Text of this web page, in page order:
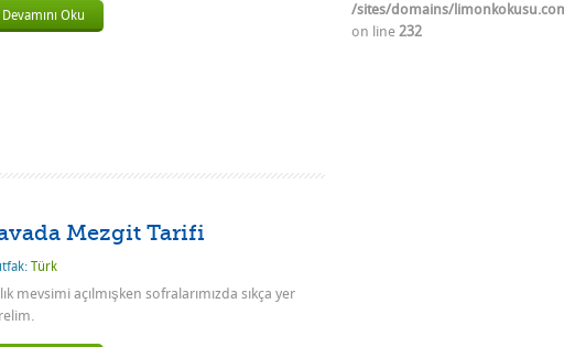
Devamını Oku
Mezgit Tarifi
Türk
mevsimi açılmışken sofralarımızda sıkça yer
/sites/domains/
on line 232